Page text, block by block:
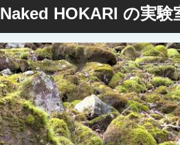
Naked HOKARI の実験